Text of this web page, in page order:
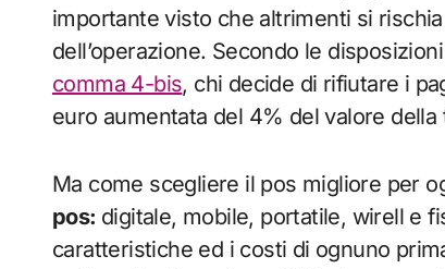
importante visto che altrimenti si
dell’operazione. Secondo le
comma 4-bis, chi decide di rifiutare i
euro aumentata del 4% del valore della
Ma come scegliere il pos migliore per
pos: digitale, mobile, portatile, wirell e
caratteristiche ed i costi di ognuno